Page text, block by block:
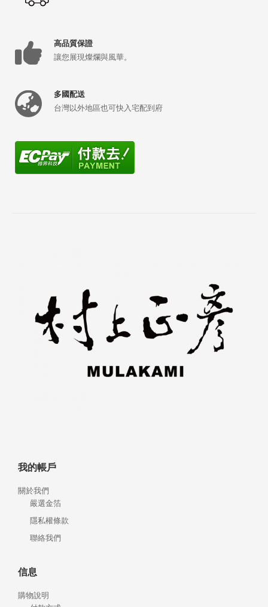
高品質保證
讓您展現燦爛與風華。
多國配送
台灣以外地區也可快入宅配到府
我的帳戶
關於我們
嚴選金箔
隱私權條款
聯絡我們
信息
購物說明